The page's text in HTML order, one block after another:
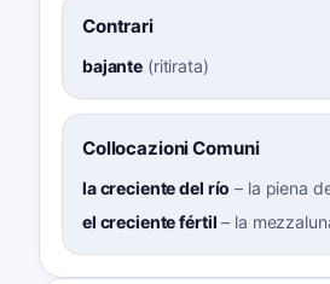
Contrari
bajante (ritirata)
Collocazioni Comuni
la creciente del río – la piena
el creciente fértil – la